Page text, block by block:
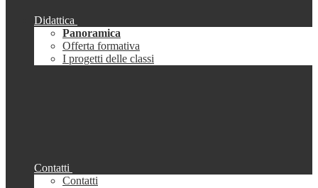
Didattica
Panoramica
Offerta formativa
I progetti delle classi
Contatti
Contatti